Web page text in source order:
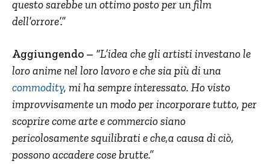
questo sarebbe un ottimo posto per un film
dell’orrore’.”
Aggiungendo – “L’idea che gli artisti investano le
loro anime nel loro lavoro e che sia più di una
commodity, mi ha sempre interessato. Ho visto
improvvisamente un modo per incorporare tutto, per
scoprire come arte e commercio siano
pericolosamente squilibrati e che,a causa di ciò,
possono accadere cose brutte.”